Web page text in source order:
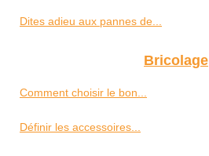
Dites adieu aux pannes de...
Bricolage
Comment choisir le bon...
Définir les accessoires...